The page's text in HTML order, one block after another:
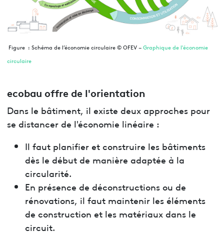
Figure : Schéma de l’économie circulaire © OFEV –Graphique de l'économie
circulaire
ecobau offre de l'orientation
Dans le bâtiment, il existe deux approches pour
se distancer de l'économie linéaire :
Il faut planifier et construire les bâtiments
dès le début de manière adaptée à la
circularité.
En présence de déconstructions ou de
rénovations, il faut maintenir les éléments
de construction et les matériaux dans le
circuit.